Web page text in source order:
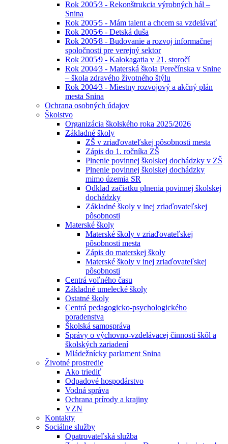
Rok 2005⁄3 - Rekonštrukcia výrobných hál –
Snina
Rok 2005⁄5 - Mám talent a chcem sa vzdelávať
Rok 2005⁄6 - Detská duša
Rok 2005⁄8 - Budovanie a rozvoj informačnej
spoločnosti pre verejný sektor
Rok 2005⁄9 - Kalokagatia v 21. storočí
Rok 2004⁄3 - Materská škola Perečínska v Snine
– škola zdravého životného štýlu
Rok 2004⁄3 - Miestny rozvojový a akčný plán
mesta Snina
Ochrana osobných údajov
Školstvo
Organizácia školského roka 2025/2026
Základné školy
ZŠ v zriaďovateľskej pôsobnosti mesta
Zápis do 1. ročníka ZŠ
Plnenie povinnej školskej dochádzky v ZŠ
Plnenie povinnej školskej dochádzky
mimo územia SR
Odklad začiatku plnenia povinnej školskej
dochádzky
Základné školy v inej zriaďovateľskej
pôsobnosti
Materské školy
Materské školy v zriaďovateľskej
pôsobnosti mesta
Zápis do materskej školy
Materské školy v inej zriaďovateľskej
pôsobnosti
Centrá voľného času
Základné umelecké školy
Ostatné školy
Centrá pedagogicko-psychologického
poradenstva
Školská samospráva
Správy o výchovno-vzdelávacej činnosti škôl a
školských zariadení
Mládežnícky parlament Snina
Životné prostredie
Ako triediť
Odpadové hospodárstvo
Vodná správa
Ochrana prírody a krajiny
VZN
Kontakty
Sociálne služby
Opatrovateľská služba